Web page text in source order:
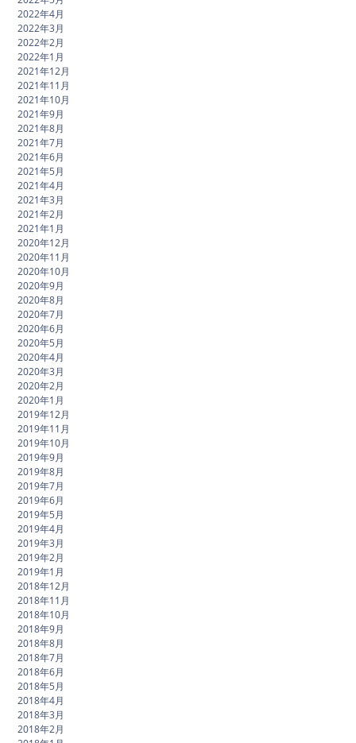
2022年4月
2022年3月
2022年2月
2022年1月
2021年12月
2021年11月
2021年10月
2021年9月
2021年8月
2021年7月
2021年6月
2021年5月
2021年4月
2021年3月
2021年2月
2021年1月
2020年12月
2020年11月
2020年10月
2020年9月
2020年8月
2020年7月
2020年6月
2020年5月
2020年4月
2020年3月
2020年2月
2020年1月
2019年12月
2019年11月
2019年10月
2019年9月
2019年8月
2019年7月
2019年6月
2019年5月
2019年4月
2019年3月
2019年2月
2019年1月
2018年12月
2018年11月
2018年10月
2018年9月
2018年8月
2018年7月
2018年6月
2018年5月
2018年4月
2018年3月
2018年2月